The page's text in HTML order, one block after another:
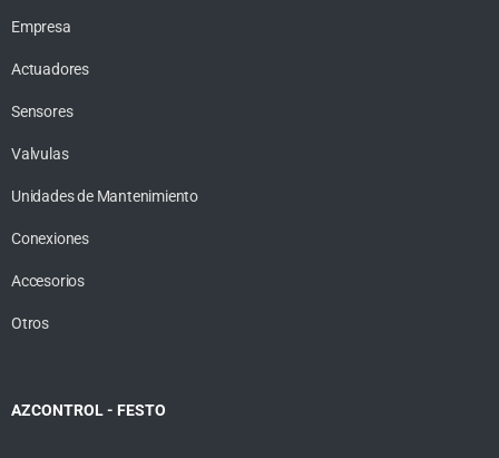
Empresa
Actuadores
Sensores
Valvulas
Unidades de Mantenimiento
Conexiones
Accesorios
Otros
AZCONTROL - FESTO